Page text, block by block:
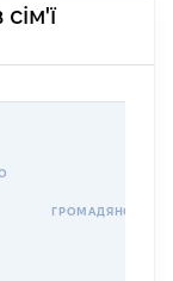
ГРОМАДЯНСТВО